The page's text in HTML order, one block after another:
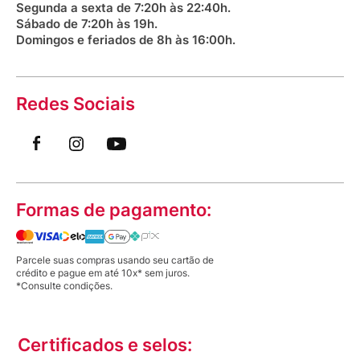
Segunda a sexta de 7:20h às 22:40h.
Sábado de 7:20h às 19h.
Domingos e feriados de 8h às 16:00h.
Redes Sociais
Formas de pagamento:
Parcele suas compras usando seu cartão de
crédito e pague em até 10x* sem juros.
*Consulte condições.
Certificados e selos: